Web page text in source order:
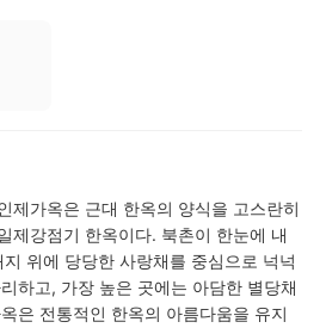
제가옥은 근대 한옥의 양식을 고스란히
제강점기 한옥이다. 북촌이 한눈에 내
위에 당당한 사랑채를 중심으로 넉넉
하고, 가장 높은 곳에는 아담한 별당채
은 전통적인 한옥의 아름다움을 유지